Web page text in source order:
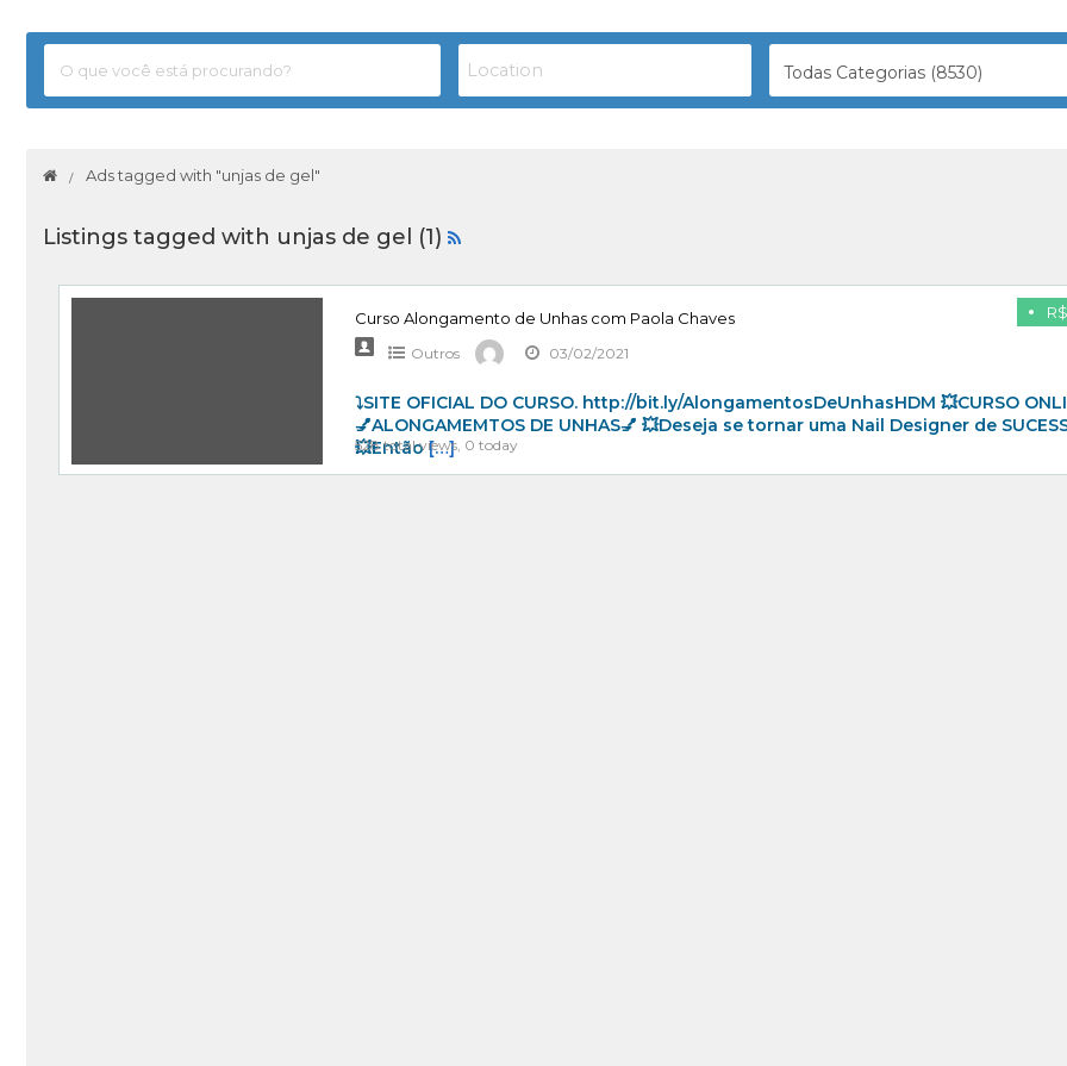
Todas Categorias (8530)
Ads tagged with "unjas de gel"
Listings tagged with unjas de gel (1)
Curso Alongamento de Unhas com Paola Chaves
Outros 03/02/2021
⤵️SITE OFICIAL DO CURSO. http://bit.ly/AlongamentosDeUnhasHDM 💥CURSO
💅ALONGAMEMTOS DE UNHAS💅 💥Deseja se tornar uma Nail Designer de
💥Então[…]
528 total views, 0 today